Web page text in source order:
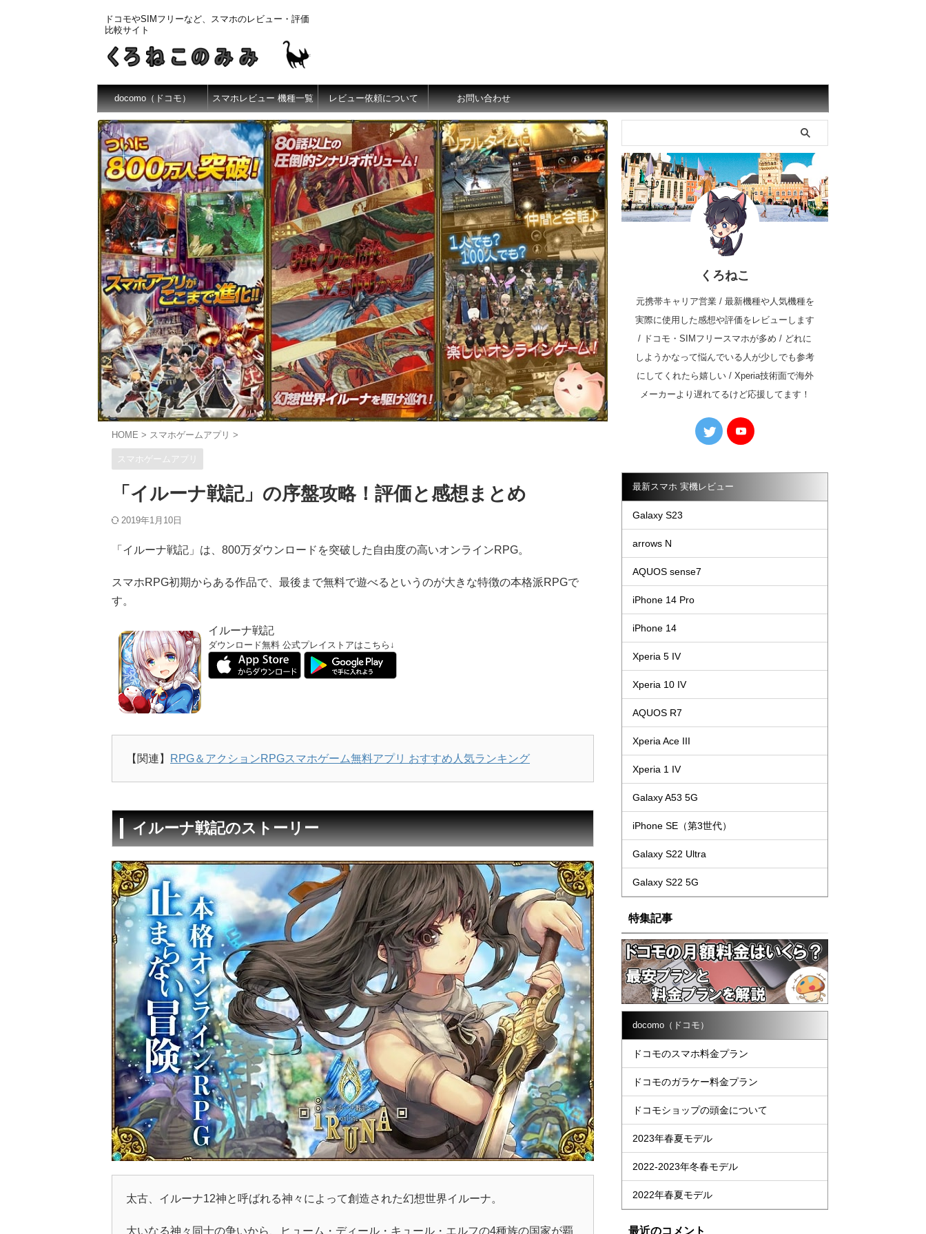
ドコモやSIMフリーなど、スマホのレビュー・評価
比較サイト
docomo（ドコモ） スマホレビュー 機種一覧 レビュー依頼について お問い合わせ
HOME > スマホゲームアプリ >
スマホゲームアプリ
「イルーナ戦記」の序盤攻略！評価と感想まとめ
2019年1月10日
「イルーナ戦記」は、800万ダウンロードを突破した自由度の高いオンラインRPG。
スマホRPG初期からある作品で、最後まで無料で遊べるというのが大きな特徴の本格派RPGで
す。
イルーナ戦記
ダウンロード無料 公式プレイストアはこちら↓
【関連】 RPG＆アクションRPGスマホゲーム無料アプリ おすすめ人気ランキング
イルーナ戦記のストーリー
太古、イルーナ12神と呼ばれる神々によって創造された幻想世界イルーナ。
大いなる神々同士の争いから、ヒューム・ディール・キュール・エルフの4種族の国家が覇
くろねこ
元携帯キャリア営業 / 最新機種や人気機種を
実際に使用した感想や評価をレビューします
/ ドコモ・SIMフリースマホが多め / どれに
しようかなって悩んでいる人が少しでも参考
にしてくれたら嬉しい / Xperia技術面で海外
メーカーより遅れてるけど応援してます！
最新スマホ 実機レビュー
Galaxy S23
arrows N
AQUOS sense7
iPhone 14 Pro
iPhone 14
Xperia 5 IV
Xperia 10 IV
AQUOS R7
Xperia Ace III
Xperia 1 IV
Galaxy A53 5G
iPhone SE（第3世代）
Galaxy S22 Ultra
Galaxy S22 5G
特集記事
docomo（ドコモ）
ドコモのスマホ料金プラン
ドコモのガラケー料金プラン
ドコモショップの頭金について
2023年春夏モデル
2022-2023年冬春モデル
2022年春夏モデル
最近のコメント